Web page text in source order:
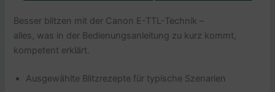
Besser blitzen mit der Canon E-TTL-Technik –
alles, was in der Bedienungsanleitung zu kurz kommt,
kompetent erklärt.
Ausgewählte Blitzrezepte für typische Szenarien